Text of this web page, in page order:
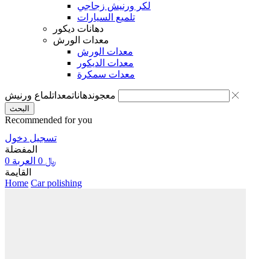
لكر ورنيش زجاجي
تلميع السيارات
دهانات ديكور
معدات الورش
معدات الورش
معدات الديكور
معدات سمكرة
معجوندهاناتمعداتلماع ورنيش
البحث
Recommended for you
تسجيل دخول
المفضلة
0
﷼
القايمة
Home Car polishing